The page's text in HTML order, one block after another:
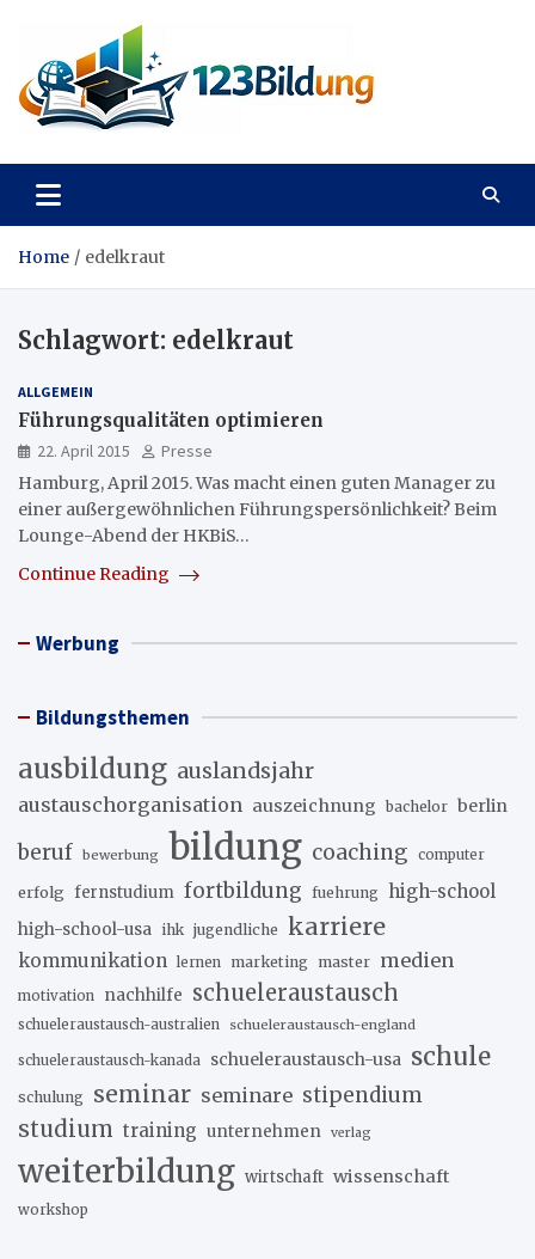
content
123Bildung
Home edelkraut
Schlagwort: edelkraut
ALLGEMEIN
Führungsqualitäten optimieren
22. April 2015
Presse
Hamburg, April 2015. Was macht einen guten Manager zu
einer außergewöhnlichen Führungspersönlichkeit? Beim
Lounge-Abend der HKBiS…
Continue Reading
Werbung
Bildungsthemen
ausbildung auslandsjahr
austauschorganisation auszeichnung bachelor berlin
beruf bewerbung bildung coaching computer
erfolg fernstudium fortbildung fuehrung high-school
high-school-usa ihk jugendliche karriere
kommunikation lernen marketing master medien
motivation nachhilfe schueleraustausch
schueleraustausch-australien schueleraustausch-england
schueleraustausch-kanada schueleraustausch-usa schule
schulung seminar seminare stipendium
studium training unternehmen verlag
weiterbildung wirtschaft wissenschaft
workshop